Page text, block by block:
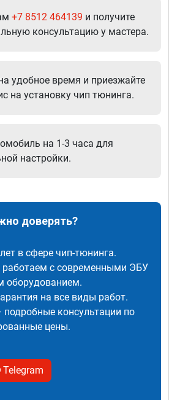
+7 8512 464139 и получите
консультацию у мастера.
удобное время и приезжайте
на установку чип тюнинга.
на 1-3 часа для
настройки.
доверять?
в сфере чип-тюнинга.
работаем с современными ЭБУ
оборудованием.
на все виды работ.
консультации по
цены.
Telegram